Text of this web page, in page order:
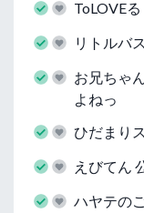
ToLOVE
リトルバ
お兄ちゃ
よねっ
ひだまり
えびてん
ハヤテの